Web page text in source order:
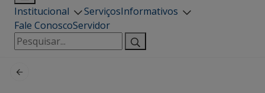
Institucional ServiçosInformativos
Fale ConoscoServidor
Pesquisar
por: